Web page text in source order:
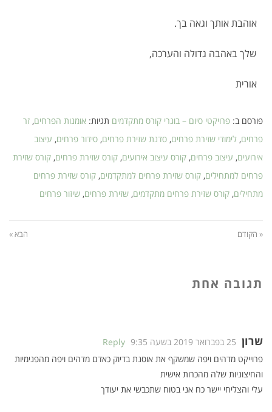
אוהבת אותך וגאה בך.
שלך באהבה גדולה והערכה,
אורית
פורסם ב: פרויקטי סיום – בוגרי קורס מתקדמים תגיות: אומנות הפרחים, זר
פרחים, לימודי שזירת פרחים, סדנת שזירת פרחים, סידור פרחים, עיצוב
אירועים, עיצוב פרחים, קורס עיצוב אירועים, קורס שזירת פרחים, קורס שזירת
פרחים למתחילים, קורס שזירת פרחים למתקדמים, קורס שזירת פרחים
מתחילים, קורס שזירת פרחים מתקדמים, שזירת פרחים, שיזור פרחים
« הקודם הבא »
תגובה אחת
שרון 25 בפברואר 2019 בשעה 9:35
Reply
פרוייקט מדהים ויפה שמשקף את אוסנת בדיוק כאדם מדהים ויפה מהפנימיות
והחיצוניות שלה מהכרות אישית
עלי והצליחי יישר כח אני בטוח שתכבשי את יעודך